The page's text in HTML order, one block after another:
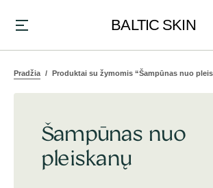
BALTIC SKIN
Pradžia Produktai su žymomis “Šampūnas nuo
Šampūnas nuo
pleiskanų